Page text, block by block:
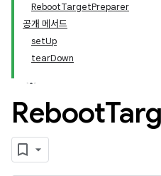
RebootTargetPreparer
공개 메서드
setUp
tearDown
Reboot